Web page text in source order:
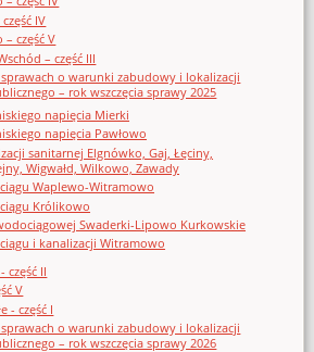
IV
część V
– część III
o warunki zabudowy i lokalizacji
– rok wszczęcia sprawy 2025
napięcia Mierki
napięcia Pawłowo
sanitarnej Elgnówko, Gaj, Łęciny,
Wigwałd, Wilkowo, Zawady
Waplewo-Witramowo
Królikowo
Swaderki-Lipowo Kurkowskie
i kanalizacji Witramowo
część II
V
- część I
o warunki zabudowy i lokalizacji
– rok wszczęcia sprawy 2026